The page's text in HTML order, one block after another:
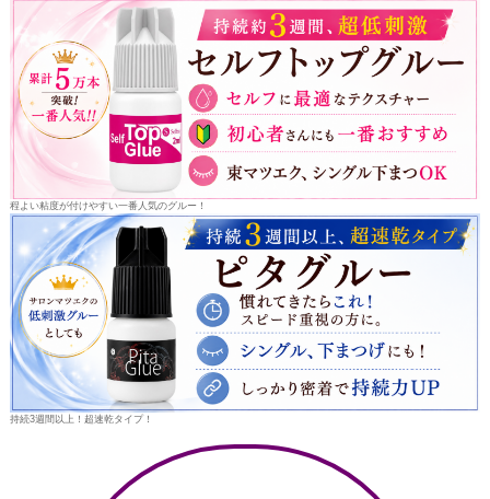
程よい粘度が付けやすい一番人気のグルー！
持続3週間以上！超速乾タイプ！